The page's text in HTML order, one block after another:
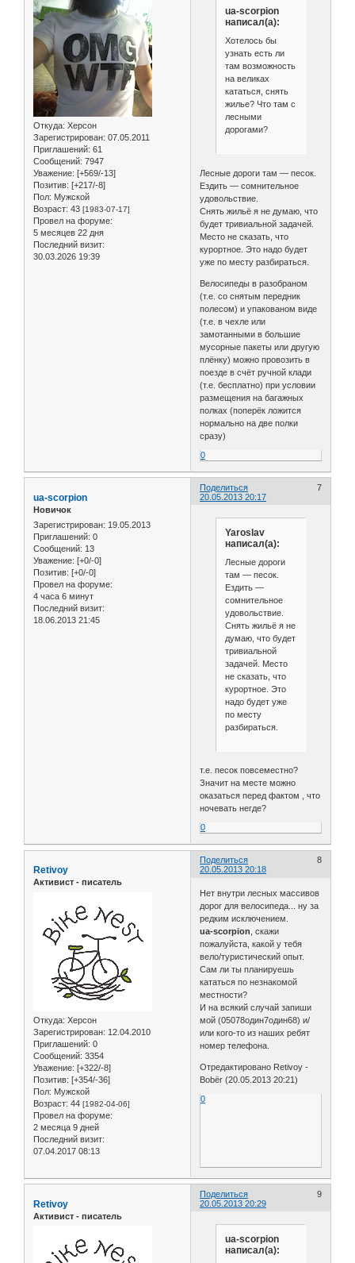
Откуда: Херсон
Зарегистрирован: 07.05.2011
Приглашений: 61
Сообщений: 7947
Уважение: [+569/-13]
Позитив: [+217/-8]
Пол: Мужской
Возраст: 43 [1983-07-17]
Провел на форуме:
5 месяцев 22 дня
Последний визит:
30.03.2026 19:39
ua-scorpion
написал(а):
Хотелось бы
узнать есть ли
там возможность
на великах
кататься, снять
жилье? Что там с
лесными
дорогами?
Лесные дороги там — песок.
Ездить — сомнительное
удовольствие.
Снять жильё я не думаю, что
будет тривиальной задачей.
Место не сказать, что
курортное. Это надо будет
уже по месту разбираться.
Велосипеды в разобраном
(т.е. со снятым передник
полесом) и упакованом виде
(т.е. в чехле или
замотанными в большие
мусорные пакеты или другую
плёнку) можно провозить в
поезде в счёт ручной клади
(т.е. бесплатно) при условии
размещения на багажных
полках (поперёк ложится
нормально на две полки
сразу)
0
Поделиться
7
20.05.2013 20:17
ua-scorpion
Новичок
Зарегистрирован: 19.05.2013
Приглашений: 0
Сообщений: 13
Уважение: [+0/-0]
Позитив: [+0/-0]
Провел на форуме:
4 часа 6 минут
Последний визит:
18.06.2013 21:45
Yaroslav
написал(а):
Лесные дороги
там — песок.
Ездить —
сомнительное
удовольствие.
Снять жильё я не
думаю, что будет
тривиальной
задачей. Место
не сказать, что
курортное. Это
надо будет уже
по месту
разбираться.
т.е. песок повсеместно?
Значит на месте можно
оказаться перед фактом , что
ночевать негде?
0
Поделиться
8
20.05.2013 20:18
Retivoy
Активист - писатель
Откуда: Херсон
Зарегистрирован: 12.04.2010
Приглашений: 0
Сообщений: 3354
Уважение: [+322/-8]
Позитив: [+354/-36]
Пол: Мужской
Возраст: 44 [1982-04-06]
Провел на форуме:
2 месяца 9 дней
Последний визит:
07.04.2017 08:13
Нет внутри лесных массивов
дорог для велосипеда... ну за
редким исключением.
ua-scorpion , скажи
пожалуйста, какой у тебя
вело/туристический опыт.
Сам ли ты планируешь
кататься по незнакомой
местности?
И на всякий случай запиши
мой (05078один7один68) и/
или кого-то из наших ребят
номер телефона.
Отредактировано Retivoy -
Bobёr (20.05.2013 20:21)
0
Поделиться
9
20.05.2013 20:29
Retivoy
Активист - писатель
ua-scorpion
написал(а):